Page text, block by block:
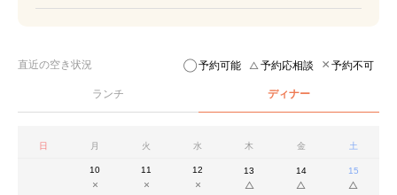
直近の空き状況 予約可能 予約応相談 予約不可
ランチ ディナー
日 月 火 水 木 金 土
10 11 12 13 14 15